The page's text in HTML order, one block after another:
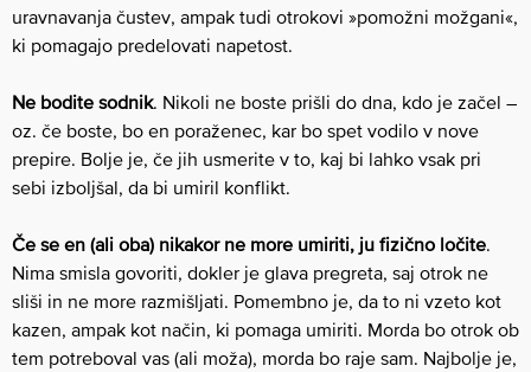
uravnavanja čustev, ampak tudi otrokovi »pomožni možgani«,
ki pomagajo predelovati napetost.
Ne bodite sodnik. Nikoli ne boste prišli do dna, kdo je začel –
oz. če boste, bo en poraženec, kar bo spet vodilo v nove
prepire. Bolje je, če jih usmerite v to, kaj bi lahko vsak pri
sebi izboljšal, da bi umiril konflikt.
Če se en (ali oba) nikakor ne more umiriti, ju fizično ločite.
Nima smisla govoriti, dokler je glava pregreta, saj otrok ne
sliši in ne more razmišljati. Pomembno je, da to ni vzeto kot
kazen, ampak kot način, ki pomaga umiriti. Morda bo otrok ob
tem potreboval vas (ali moža), morda bo raje sam. Najbolje je,